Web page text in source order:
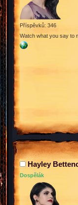
Příspěvků: 346
Watch what you say to
Hayley
Dospělák